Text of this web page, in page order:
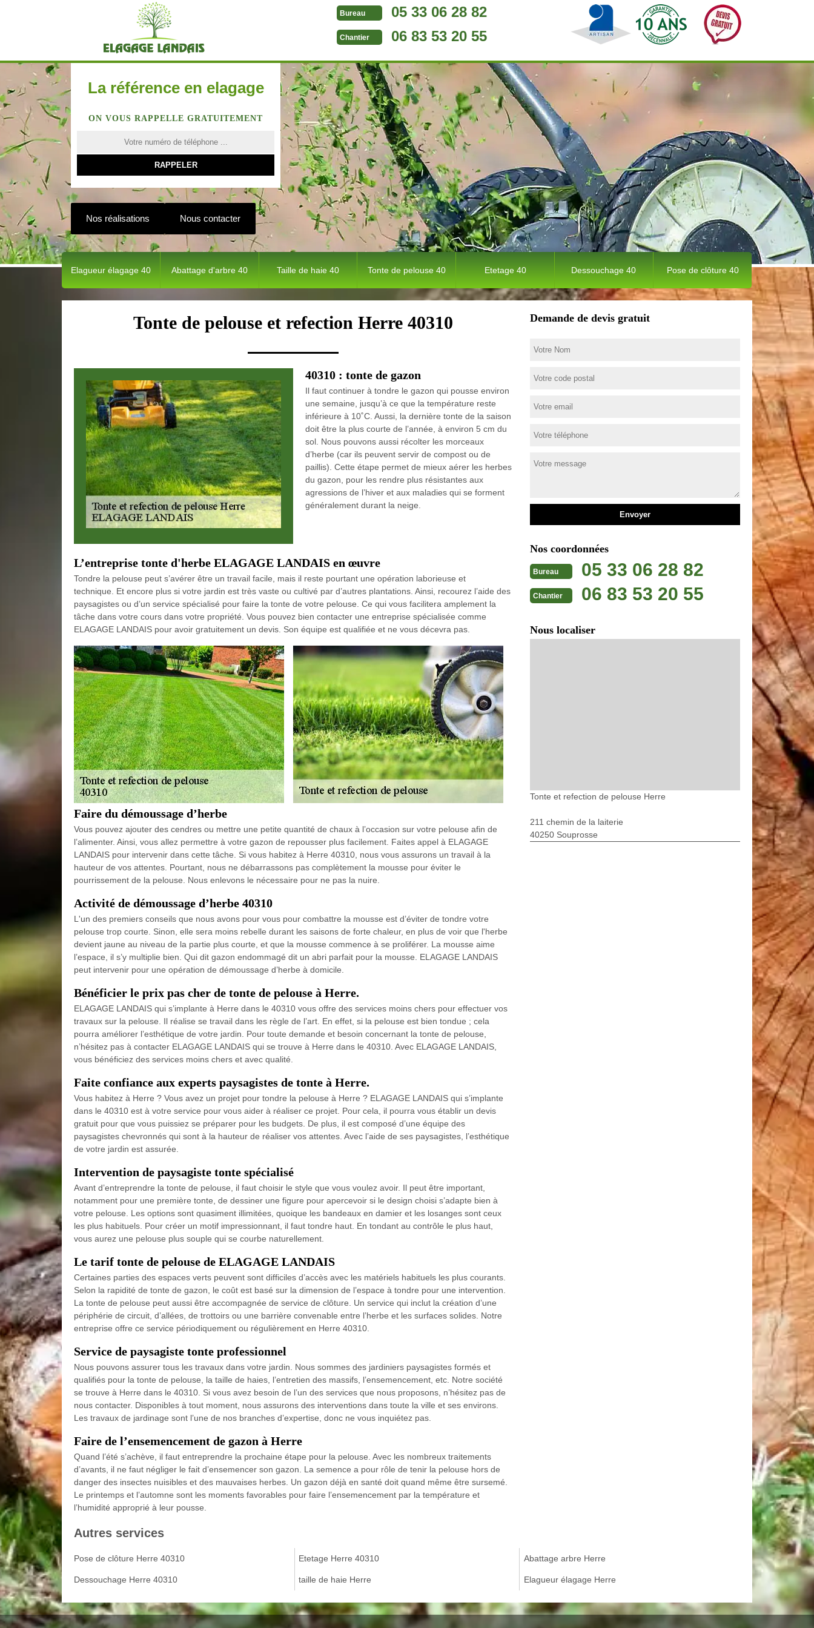
Bureau 05 33 06 28 82
Chantier 06 83 53 20 55
La référence en elagage
ON VOUS RAPPELLE GRATUITEMENT
Nos réalisations Nous contacter
Elagueur élagage 40 Abattage d'arbre 40 Taille de haie 40 Tonte de pelouse 40 Etetage 40 Dessouchage 40 Pose de clôture 40
Tonte de pelouse et refection Herre 40310
40310 : tonte de gazon
Il faut continuer à tondre le gazon qui pousse environ
une semaine, jusqu’à ce que la température reste
inférieure à 10˚C. Aussi, la dernière tonte de la saison
doit être la plus courte de l’année, à environ 5 cm du
sol. Nous pouvons aussi récolter les morceaux
d’herbe (car ils peuvent servir de compost ou de
paillis). Cette étape permet de mieux aérer les herbes
du gazon, pour les rendre plus résistantes aux
agressions de l’hiver et aux maladies qui se forment
généralement durant la neige.
L’entreprise tonte d'herbe ELAGAGE LANDAIS en œuvre
Tondre la pelouse peut s’avérer être un travail facile, mais il reste pourtant une opération laborieuse et
technique. Et encore plus si votre jardin est très vaste ou cultivé par d’autres plantations. Ainsi, recourez l’aide des
paysagistes ou d’un service spécialisé pour faire la tonte de votre pelouse. Ce qui vous facilitera amplement la
tâche dans votre cours dans votre propriété. Vous pouvez bien contacter une entreprise spécialisée comme
ELAGAGE LANDAIS pour avoir gratuitement un devis. Son équipe est qualifiée et ne vous décevra pas.
Faire du démoussage d’herbe
Vous pouvez ajouter des cendres ou mettre une petite quantité de chaux à l’occasion sur votre pelouse afin de
l’alimenter. Ainsi, vous allez permettre à votre gazon de repousser plus facilement. Faites appel à ELAGAGE
LANDAIS pour intervenir dans cette tâche. Si vous habitez à Herre 40310, nous vous assurons un travail à la
hauteur de vos attentes. Pourtant, nous ne débarrassons pas complètement la mousse pour éviter le
pourrissement de la pelouse. Nous enlevons le nécessaire pour ne pas la nuire.
Activité de démoussage d’herbe 40310
L'un des premiers conseils que nous avons pour vous pour combattre la mousse est d’éviter de tondre votre
pelouse trop courte. Sinon, elle sera moins rebelle durant les saisons de forte chaleur, en plus de voir que l'herbe
devient jaune au niveau de la partie plus courte, et que la mousse commence à se proliférer. La mousse aime
l’espace, il s’y multiplie bien. Qui dit gazon endommagé dit un abri parfait pour la mousse. ELAGAGE LANDAIS
peut intervenir pour une opération de démoussage d’herbe à domicile.
Bénéficier le prix pas cher de tonte de pelouse à Herre.
ELAGAGE LANDAIS qui s’implante à Herre dans le 40310 vous offre des services moins chers pour effectuer vos
travaux sur la pelouse. Il réalise se travail dans les règle de l’art. En effet, si la pelouse est bien tondue ; cela
pourra améliorer l’esthétique de votre jardin. Pour toute demande et besoin concernant la tonte de pelouse,
n’hésitez pas à contacter ELAGAGE LANDAIS qui se trouve à Herre dans le 40310. Avec ELAGAGE LANDAIS,
vous bénéficiez des services moins chers et avec qualité.
Faite confiance aux experts paysagistes de tonte à Herre.
Vous habitez à Herre ? Vous avez un projet pour tondre la pelouse à Herre ? ELAGAGE LANDAIS qui s’implante
dans le 40310 est à votre service pour vous aider à réaliser ce projet. Pour cela, il pourra vous établir un devis
gratuit pour que vous puissiez se préparer pour les budgets. De plus, il est composé d’une équipe des
paysagistes chevronnés qui sont à la hauteur de réaliser vos attentes. Avec l’aide de ses paysagistes, l’esthétique
de votre jardin est assurée.
Intervention de paysagiste tonte spécialisé
Avant d’entreprendre la tonte de pelouse, il faut choisir le style que vous voulez avoir. Il peut être important,
notamment pour une première tonte, de dessiner une figure pour apercevoir si le design choisi s’adapte bien à
votre pelouse. Les options sont quasiment illimitées, quoique les bandeaux en damier et les losanges sont ceux
les plus habituels. Pour créer un motif impressionnant, il faut tondre haut. En tondant au contrôle le plus haut,
vous aurez une pelouse plus souple qui se courbe naturellement.
Le tarif tonte de pelouse de ELAGAGE LANDAIS
Certaines parties des espaces verts peuvent sont difficiles d’accès avec les matériels habituels les plus courants.
Selon la rapidité de tonte de gazon, le coût est basé sur la dimension de l’espace à tondre pour une intervention.
La tonte de pelouse peut aussi être accompagnée de service de clôture. Un service qui inclut la création d’une
périphérie de circuit, d’allées, de trottoirs ou une barrière convenable entre l’herbe et les surfaces solides. Notre
entreprise offre ce service périodiquement ou régulièrement en Herre 40310.
Service de paysagiste tonte professionnel
Nous pouvons assurer tous les travaux dans votre jardin. Nous sommes des jardiniers paysagistes formés et
qualifiés pour la tonte de pelouse, la taille de haies, l’entretien des massifs, l’ensemencement, etc. Notre société
se trouve à Herre dans le 40310. Si vous avez besoin de l’un des services que nous proposons, n’hésitez pas de
nous contacter. Disponibles à tout moment, nous assurons des interventions dans toute la ville et ses environs.
Les travaux de jardinage sont l’une de nos branches d’expertise, donc ne vous inquiétez pas.
Faire de l’ensemencement de gazon à Herre
Quand l’été s’achève, il faut entreprendre la prochaine étape pour la pelouse. Avec les nombreux traitements
d’avants, il ne faut négliger le fait d’ensemencer son gazon. La semence a pour rôle de tenir la pelouse hors de
danger des insectes nuisibles et des mauvaises herbes. Un gazon déjà en santé doit quand même être sursemé.
Le printemps et l’automne sont les moments favorables pour faire l’ensemencement par la température et
l’humidité approprié à leur pousse.
Demande de devis gratuit
Nos coordonnées
Bureau 05 33 06 28 82
Chantier 06 83 53 20 55
Nous localiser
Tonte et refection de pelouse Herre
211 chemin de la laiterie
40250 Souprosse
Autres services
Pose de clôture Herre 40310
Dessouchage Herre 40310
Etetage Herre 40310
taille de haie Herre
Abattage arbre Herre
Elagueur élagage Herre